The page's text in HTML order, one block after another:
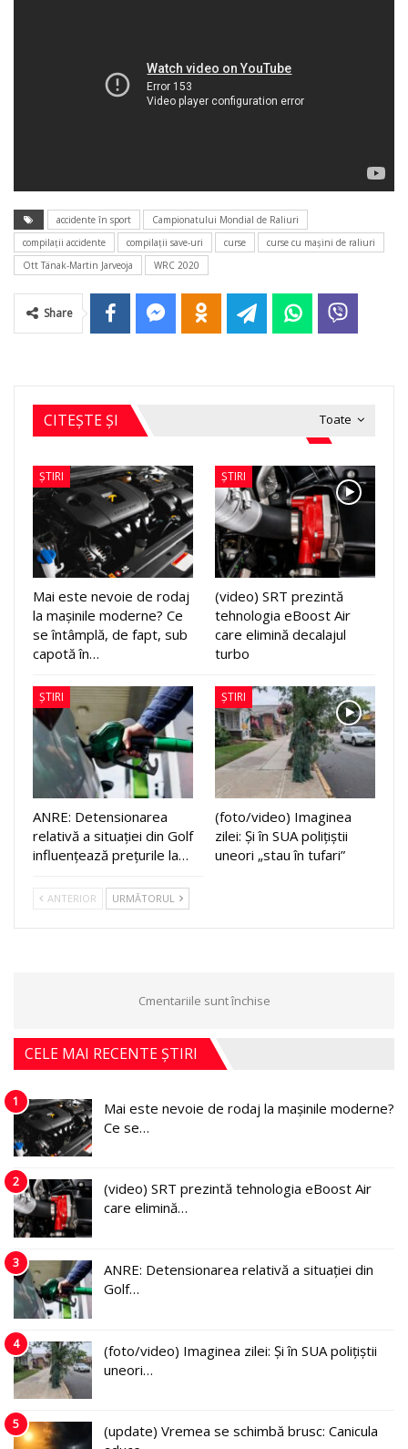
accidente în sport
Campionatului Mondial de Raliuri
compilaţii accidente
compilaţii save-uri curse
curse cu maşini de raliuri
Ott Tänak-Martin Jarveoja
WRC 2020
Share
Toate
CITEȘTE ȘI
ȘTIRI
Mai este nevoie de rodaj
la mașinile moderne? Ce
se întâmplă, de fapt, sub
capotă în…
ȘTIRI
(video) SRT prezintă
tehnologia eBoost Air
care elimină decalajul
turbo
ȘTIRI
ANRE: Detensionarea
relativă a situației din Golf
influențează prețurile la…
ȘTIRI
(foto/video) Imaginea
zilei: Și în SUA polițiștii
uneori „stau în tufari”
ANTERIOR URMĂTORUL
Cmentariile sunt închise
CELE MAI RECENTE ȘTIRI
1
Mai este nevoie de rodaj la mașinile moderne?
Ce se…
2
(video) SRT prezintă tehnologia eBoost Air
care elimină…
3
ANRE: Detensionarea relativă a situației din
Golf…
4
(foto/video) Imaginea zilei: Și în SUA polițiștii
uneori…
5
(update) Vremea se schimbă brusc: Canicula